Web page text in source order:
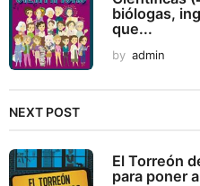
biólogas,
que...
by admin
NEXT POST
El Torreón
para poner